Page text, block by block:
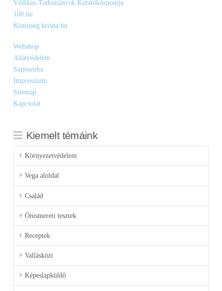
Védikus Tudományok Kutatóközpontja
108.hu
Közösség.krisna.hu
Webshop
Adatvédelem
Sajtószoba
Impresszum
Sitemap
Kapcsolat
Kiemelt témáink
Környezetvédelem
Vega aloldal
Család
Önismereti tesztek
Receptek
Vallásközi
Képeslapküldő